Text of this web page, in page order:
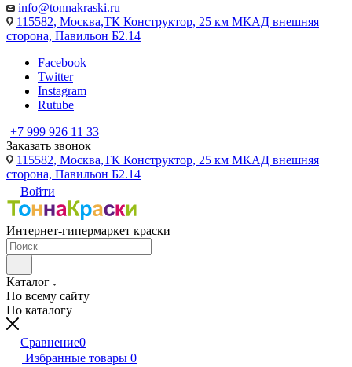
info@tonnakraski.ru
115582, Москва,ТК Конструктор, 25 км МКАД внешняя
сторона, Павильон Б2.14
Facebook
Twitter
Instagram
Rutube
+7 999 926 11 33
Заказать звонок
115582, Москва,ТК Конструктор, 25 км МКАД внешняя
сторона, Павильон Б2.14
Войти
Интернет-гипермаркет краски
Каталог
По всему сайту
По каталогу
Сравнение0
Избранные товары 0